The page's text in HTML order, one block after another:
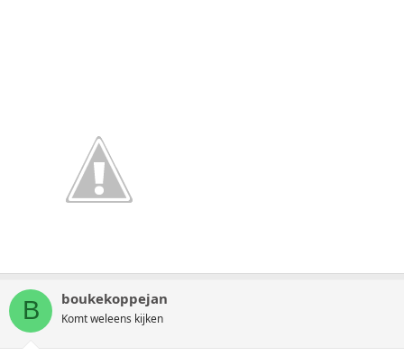
B boukekoppejan
Komt weleens kijken